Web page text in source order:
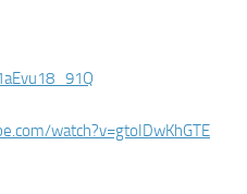
watch?v=gtoIDwKhGTE